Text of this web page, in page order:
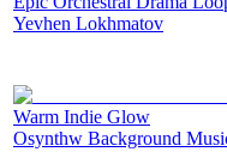
Yevhen Lokhmatov
Warm Indie Glow
Osynthw Background